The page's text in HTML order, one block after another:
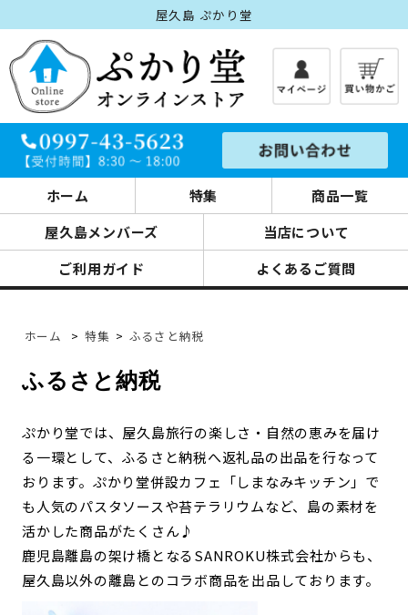
屋久島 ぷかり堂
ホーム 特集
商品一覧
屋久島メンバーズ
当店について
ご利用ガイド
よくあるご質問
ホーム > 特集 > ふるさと納税
ふるさと納税
ぷかり堂では、屋久島旅行の楽しさ・自然の恵みを届け
る一環として、ふるさと納税へ返礼品の出品を行なって
おります。ぷかり堂併設カフェ「しまなみキッチン」で
も人気のパスタソースや苔テラリウムなど、島の素材を
活かした商品がたくさん♪
鹿児島離島の架け橋となるSANROKU株式会社からも、
屋久島以外の離島とのコラボ商品を出品しております。